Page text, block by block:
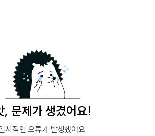
, 문제가 생겼어요!
시적인 오류가 발생했어요.